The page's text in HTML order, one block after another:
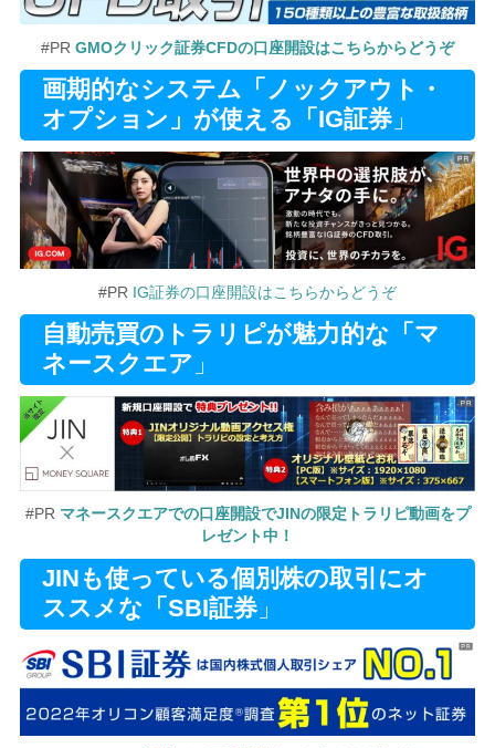
#PR GMOクリック証券CFDの口座開設はこちらからどうぞ
画期的なシステム「ノックアウト・
オプション」が使える「IG証券」
#PR IG証券の口座開設はこちらからどうぞ
自動売買のトラリピが魅力的な「マ
ネースクエア 」
#PR マネースクエアでの口座開設でJINの限定トラリピ動画をプ
レゼント中！
JINも使っている個別株の取引にオ
ススメな「SBI証券」